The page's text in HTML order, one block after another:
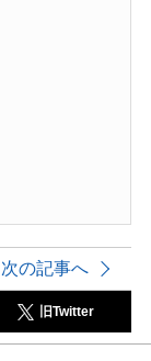
次の記事へ
旧Twitter